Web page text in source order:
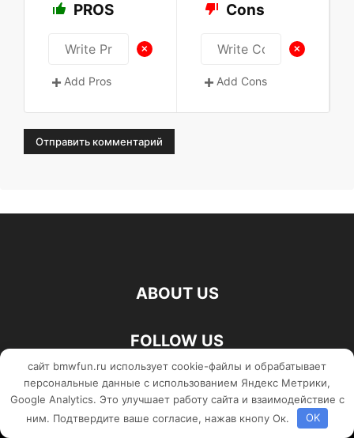
PROS
+
Add Pros
Cons
+
Add Cons
ABOUT US
FOLLOW US
©
сайт bmwfun.ru использует cookie-файлы и обрабатывает
персональные данные с использованием Яндекс Метрики,
Google Analytics. Это улучшает работу сайта и взаимодействие с
ним. Подтвердите ваше согласие, нажав кнопу Ок.
OK